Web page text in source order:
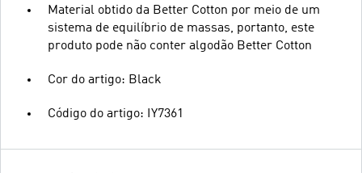
Material obtido da Better Cotton por meio de um
sistema de equilíbrio de massas, portanto, este
produto pode não conter algodão Better Cotton
Cor do artigo: Black
Código do artigo: IY7361